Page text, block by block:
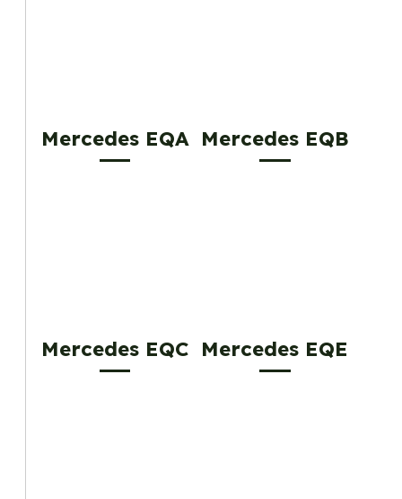
Mercedes EQA Mercedes EQB
Mercedes EQC Mercedes EQE